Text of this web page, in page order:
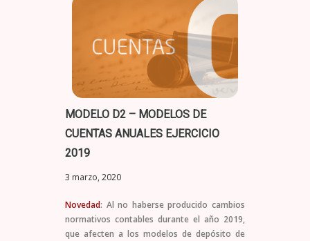
MODELO D2 – MODELOS DE
CUENTAS ANUALES EJERCICIO
2019
3 marzo, 2020
Novedad: Al no haberse producido cambios
normativos contables durante el año 2019,
que afecten a los modelos de depósito de